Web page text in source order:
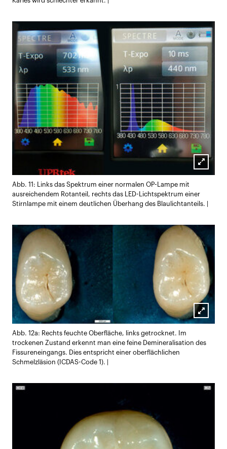
Abb. 11: Links das Spektrum einer normalen OP-Lampe mit
ausreichendem Rotanteil, rechts das LED-Lichtspektrum einer
Stirnlampe mit einem deutlichen Überhang des Blaulichtanteils. |
Abb. 12a: Rechts feuchte Oberfläche, links getrocknet. Im
trockenen Zustand erkennt man eine feine Demineralisation des
Fissureneingangs. Dies entspricht einer oberflächlichen
Schmelzläsion (ICDAS-Code 1). |